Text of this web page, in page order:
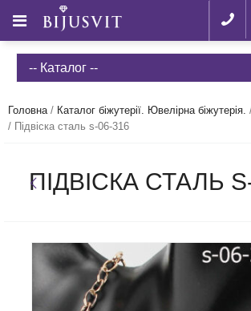
-- Каталог --
Головна/ Каталог біжутерії. Ювелірна біжутерія.
/ Підвіска сталь s-06-316
ПІДВІСКА СТАЛЬ